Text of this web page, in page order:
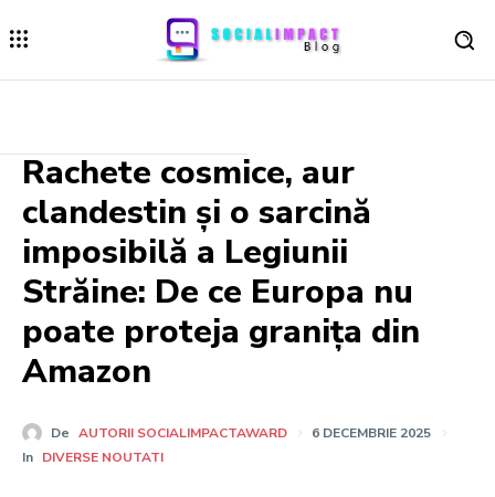
Rachete cosmice, aur
clandestin și o sarcină
imposibilă a Legiunii
Străine: De ce Europa nu
poate proteja granița din
Amazon
De AUTORII SOCIALIMPACTAWARD
6 DECEMBRIE 2025
In DIVERSE NOUTATI